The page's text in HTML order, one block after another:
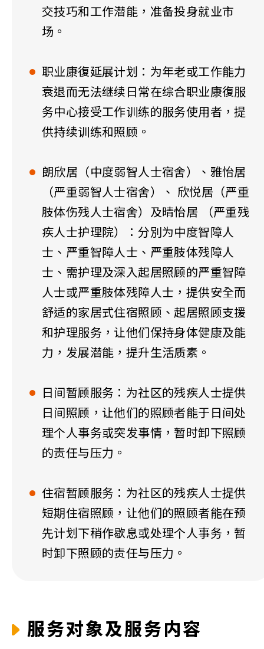
交技巧和工作潜能，准备投身就业市
场。
职业康復延展计划：为年老或工作能力
衰退而无法继续日常在综合职业康復服
务中心接受工作训练的服务使用者，提
供持续训练和照顾。
朗欣居（中度弱智人士宿舍）、雅怡居
（严重弱智人士宿舍）、 欣悦居（严重
肢体伤残人士宿舍）及晴怡居 （严重残
疾人士护理院）：分別为中度智障人
士、严重智障人士、严重肢体残障人
士、需护理及深入起居照顾的严重智障
人士或严重肢体残障人士，提供安全而
舒适的家居式住宿照顾、起居照顾支援
和护理服务，让他们保持身体健康及能
力，发展潜能，提升生活质素。
日间暂顾服务：为社区的残疾人士提供
日间照顾，让他们的照顾者能于日间处
理个人事务或突发事情，暂时卸下照顾
的责任与压力。
住宿暂顾服务：为社区的残疾人士提供
短期住宿照顾，让他们的照顾者能在预
先计划下稍作歇息或处理个人事务，暂
时卸下照顾的责任与压力。
服务对象及服务内容